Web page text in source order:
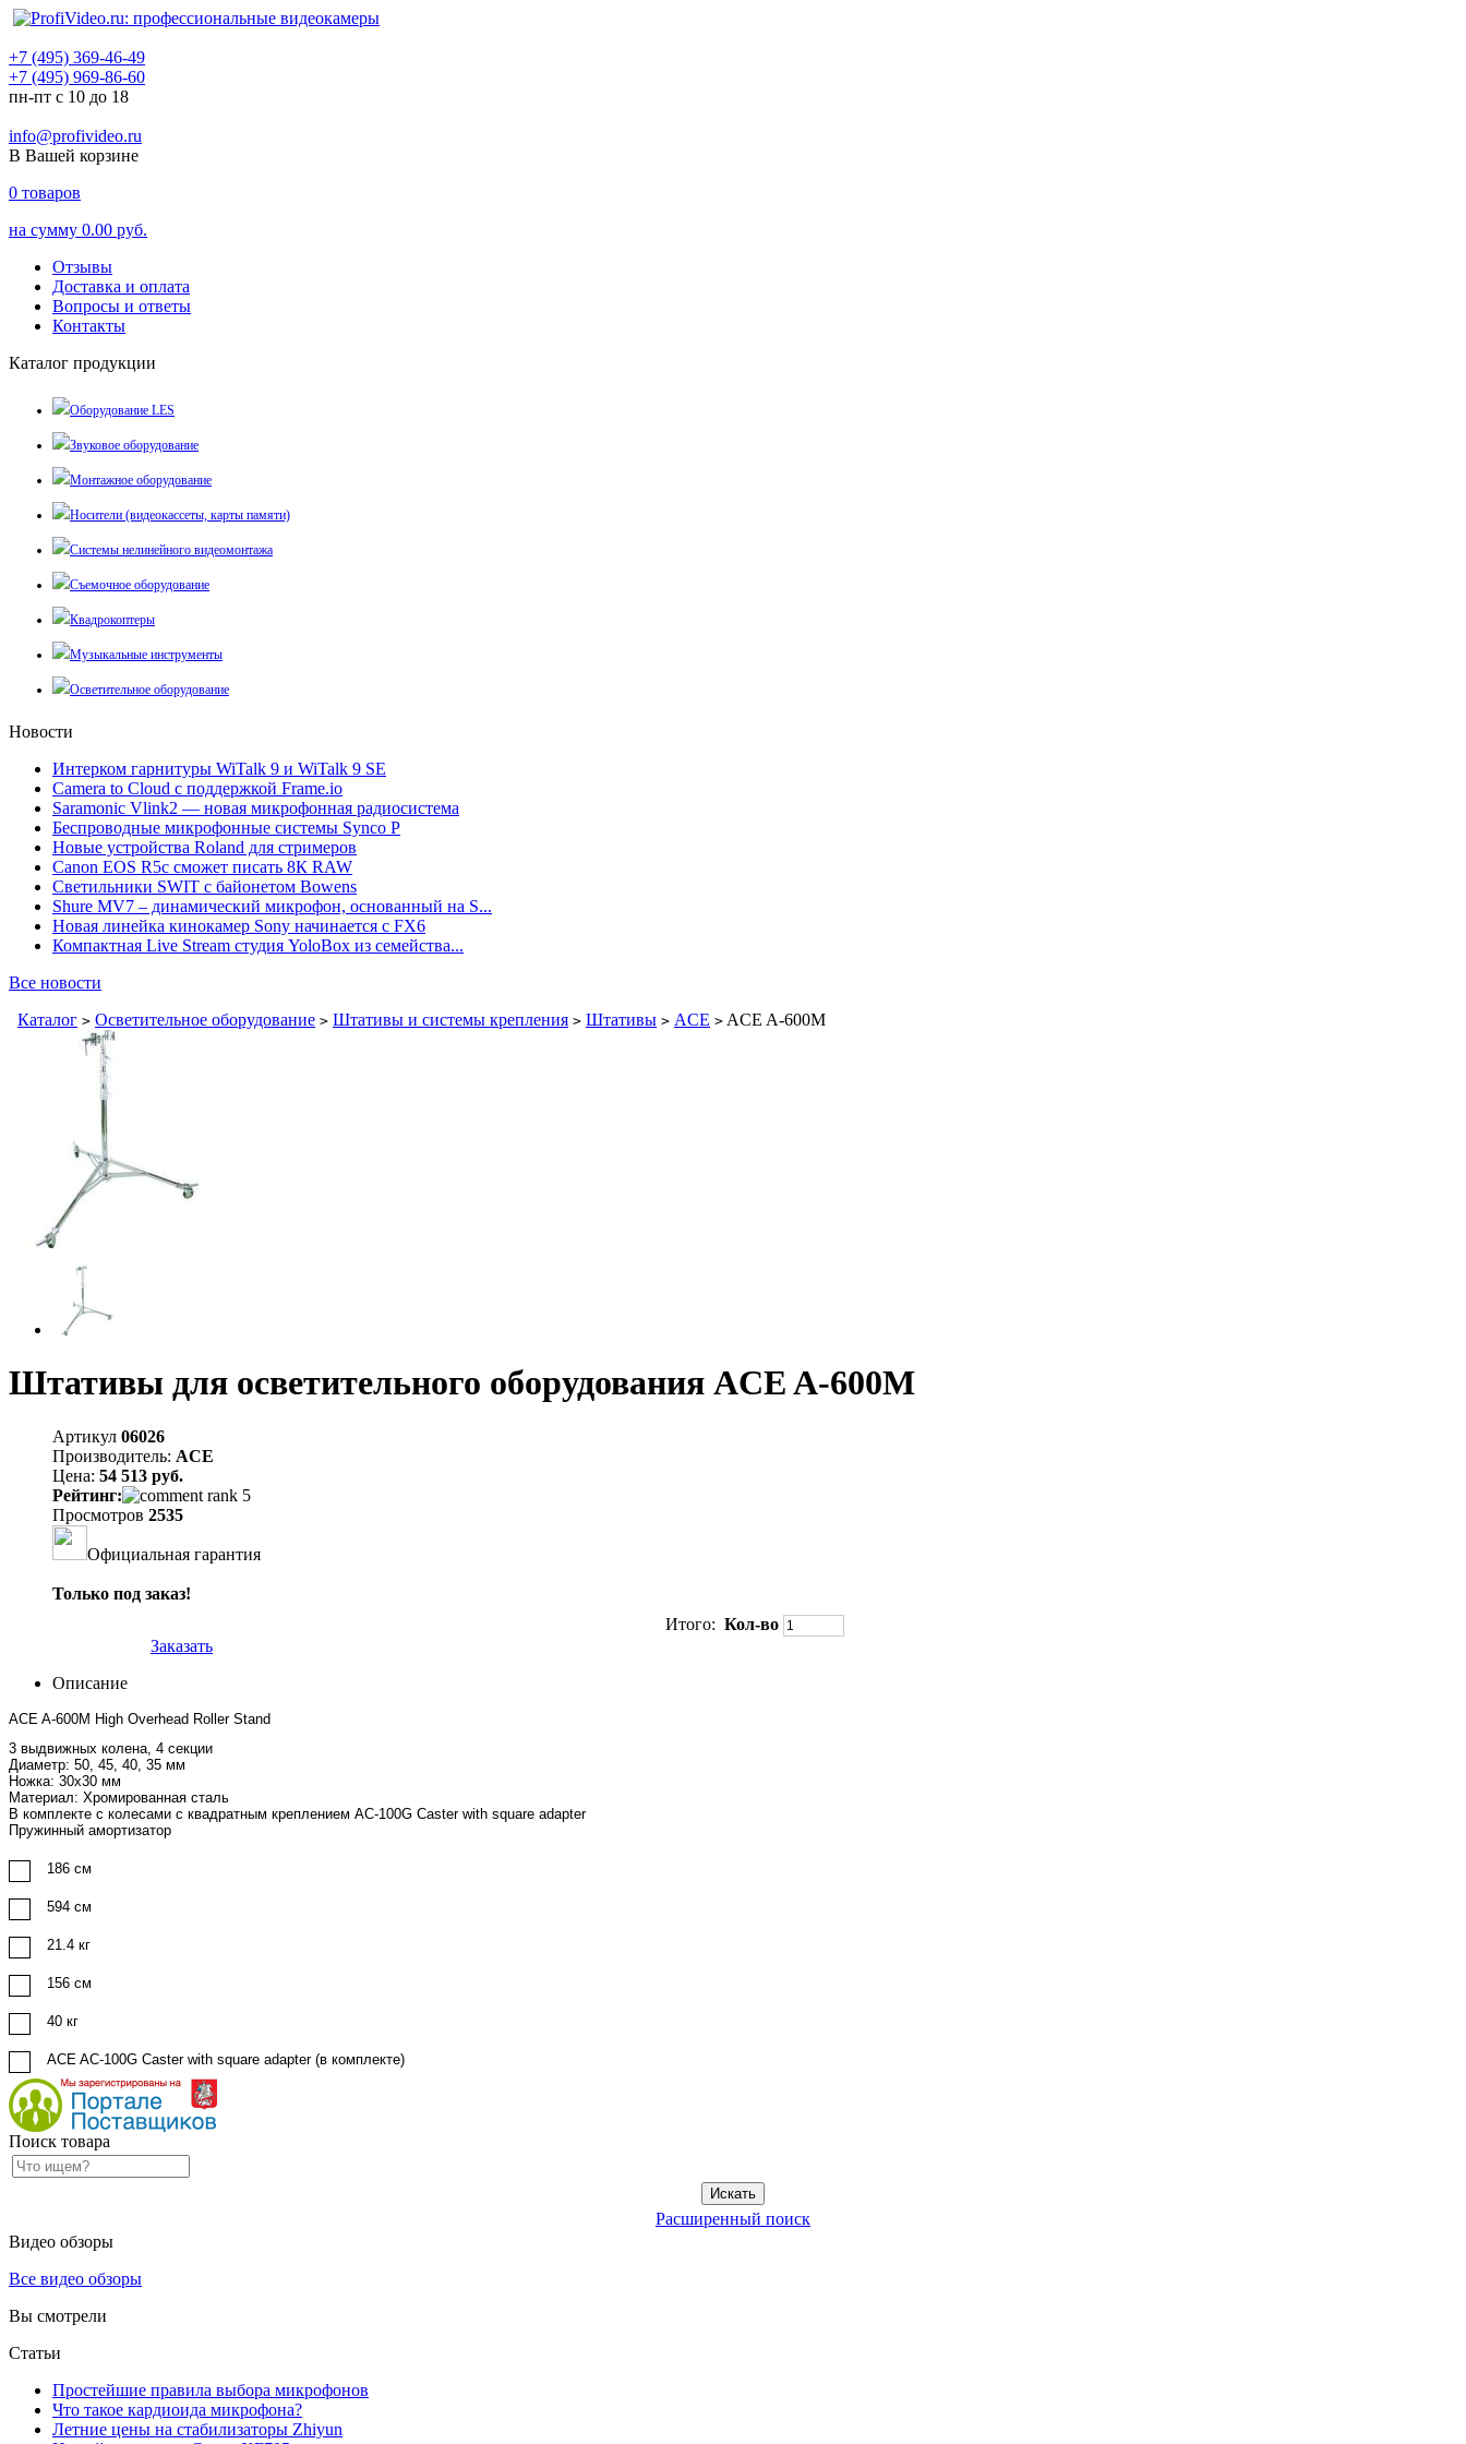
+7 (495) 369-46-49
+7 (495) 969-86-60
пн-пт с 10 до 18
info@profivideo.ru
В Вашей корзине
0 товаров
на сумму 0.00 руб.
Отзывы
Доставка и оплата
Вопросы и ответы
Контакты
Каталог продукции
Оборудование LES
Звуковое оборудование
Монтажное оборудование
Носители (видеокассеты, карты памяти)
Системы нелинейного видеомонтажа
Съемочное оборудование
Квадрокоптеры
Музыкальные инструменты
Осветительное оборудование
Новости
Интерком гарнитуры WiTalk 9 и WiTalk 9 SE
Camera to Cloud с поддержкой Frame.io
Saramonic Vlink2 — новая микрофонная радиосистема
Беспроводные микрофонные системы Synco P
Новые устройства Roland для стримеров
Canon EOS R5c сможет писать 8К RAW
Светильники SWIT с байонетом Bowens
Shure MV7 – динамический микрофон, основанный на S...
Новая линейка кинокамер Sony начинается с FX6
Компактная Live Stream студия YoloBox из семейства...
Все новости
Каталог > Осветительное оборудование > Штативы и системы крепления > Штативы > ACE > ACE A-600M
Штативы для осветительного оборудования ACE A-600M
Артикул 06026
Производитель: ACE
Цена: 54 513 руб.
Рейтинг:
Просмотров 2535
Официальная гарантия
Только под заказ!
Итого: Кол-во
Заказать
Описание
ACE A-600M High Overhead Roller Stand
3 выдвижных колена, 4 секции
Диаметр: 50, 45, 40, 35 мм
Ножка: 30x30 мм
Материал: Хромированная сталь
В комплекте с колесами с квадратным креплением AС-100G Caster with square adapter
Пружинный амортизатор
186 см
594 см
21.4 кг
156 см
40 кг
ACE AC-100G Caster with square adapter (в комплекте)
Поиск товара
Расширенный поиск
Видео обзоры
Все видео обзоры
Вы смотрели
Статьи
Простейшие правила выбора микрофонов
Что такое кардиоида микрофона?
Летние цены на стабилизаторы Zhiyun